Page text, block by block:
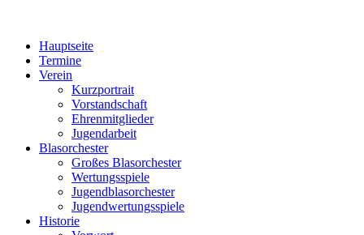
Hauptseite
Termine
Verein
Kurzportrait
Vorstandschaft
Ehrenmitglieder
Jugendarbeit
Blasorchester
Großes Blasorchester
Wertungsspiele
Jugendblasorchester
Jugendwertungsspiele
Historie